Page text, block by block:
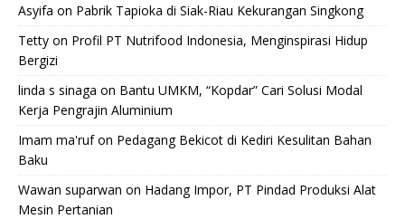
Asyifa on Pabrik Tapioka di Siak-Riau Kekurangan Singkong
Tetty on Profil PT Nutrifood Indonesia, Menginspirasi Hidup
Bergizi
linda s sinaga on Bantu UMKM, “Kopdar” Cari Solusi Modal
Kerja Pengrajin Aluminium
Imam ma'rufon Pedagang Bekicot di Kediri Kesulitan Bahan
Baku
Wawan suparwan on Hadang Impor, PT Pindad Produksi Alat
Mesin Pertanian